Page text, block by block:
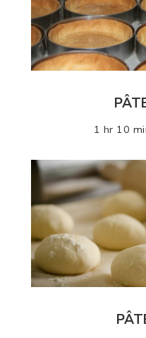
1 hr 10